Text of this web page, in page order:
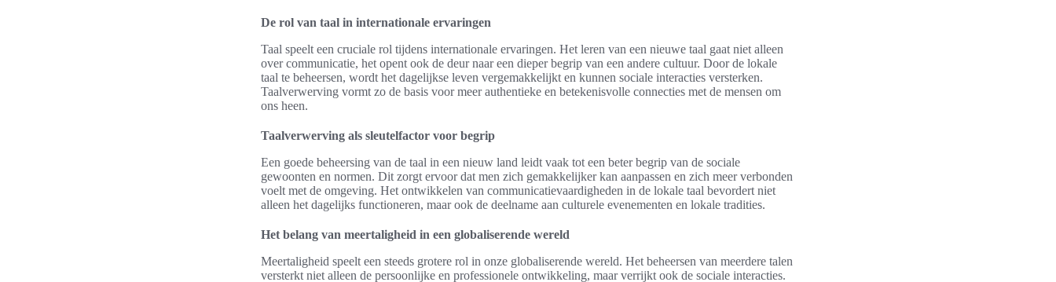
De rol van taal in internationale ervaringen
Taal speelt een cruciale rol tijdens internationale ervaringen. Het leren van een nieuwe taal gaat niet alleen
over communicatie, het opent ook de deur naar een dieper begrip van een andere cultuur. Door de lokale
taal te beheersen, wordt het dagelijkse leven vergemakkelijkt en kunnen sociale interacties versterken.
Taalverwerving vormt zo de basis voor meer authentieke en betekenisvolle connecties met de mensen om
ons heen.
Taalverwerving als sleutelfactor voor begrip
Een goede beheersing van de taal in een nieuw land leidt vaak tot een beter begrip van de sociale
gewoonten en normen. Dit zorgt ervoor dat men zich gemakkelijker kan aanpassen en zich meer verbonden
voelt met de omgeving. Het ontwikkelen van communicatievaardigheden in de lokale taal bevordert niet
alleen het dagelijks functioneren, maar ook de deelname aan culturele evenementen en lokale tradities.
Het belang van meertaligheid in een globaliserende wereld
Meertaligheid speelt een steeds grotere rol in onze globaliserende wereld. Het beheersen van meerdere talen
versterkt niet alleen de persoonlijke en professionele ontwikkeling, maar verrijkt ook de sociale interacties.